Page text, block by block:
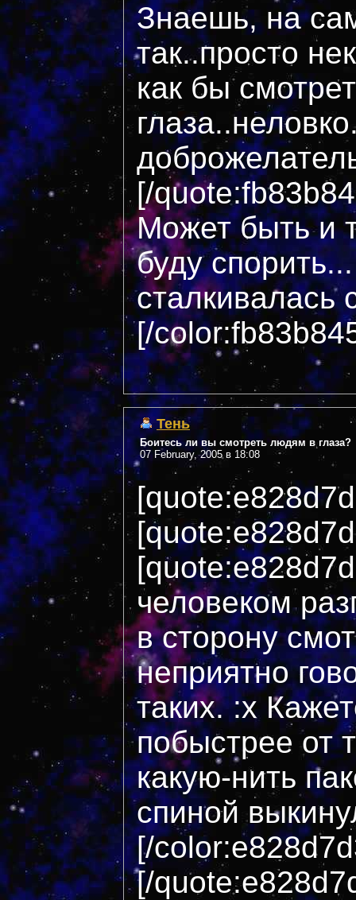
Знаешь, на
так..просто
как бы
[/
Может быть и
буду
сталкивалась
[/
Тень
Боитесь ли вы смотреть людям в глаза?
07 February, 2005 в 18:08
человеком
в сторону
неприятно
таких. :x
побыстрее от
какую-нить
спиной
[/
[/